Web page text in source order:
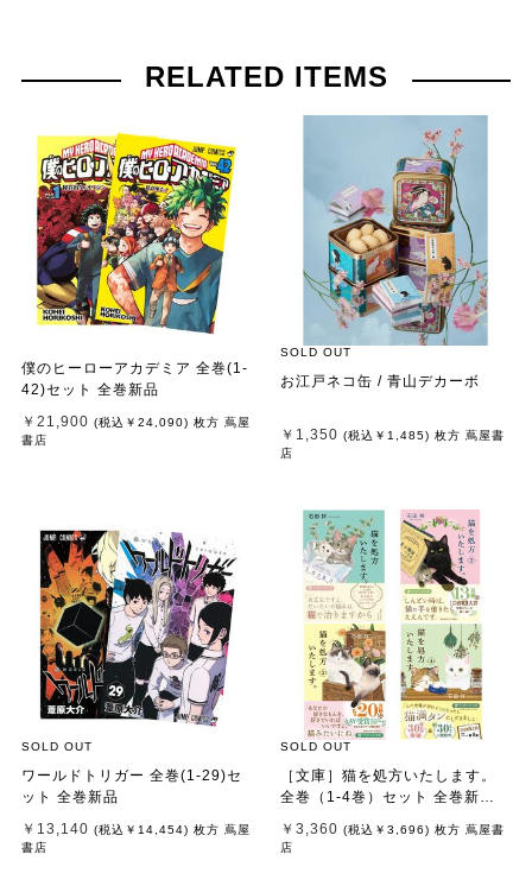
RELATED ITEMS
僕のヒーローアカデミア 全巻(1-
42)セット 全巻新品
￥21,900 (税込 ￥24,090) 枚方 蔦屋
書店
SOLD OUT
お江戸ネコ缶 / 青山デカーボ
￥1,350 (税込 ￥1,485) 枚方 蔦屋書
店
SOLD OUT
ワールドトリガー 全巻(1-29)セ
ット 全巻新品
￥13,140 (税込 ￥14,454) 枚方 蔦屋
書店
SOLD OUT
［文庫］猫を処方いたします。
全巻（1-4巻）セット 全巻新品 /
￥3,360 (税込 ￥3,696) 枚方 蔦屋書
店